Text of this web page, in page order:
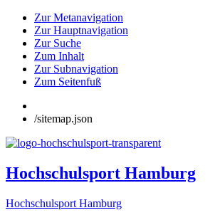
Zur Metanavigation
Zur Hauptnavigation
Zur Suche
Zum Inhalt
Zur Subnavigation
Zum Seitenfuß
/sitemap.json
Hochschulsport Hamburg
Hochschulsport Hamburg